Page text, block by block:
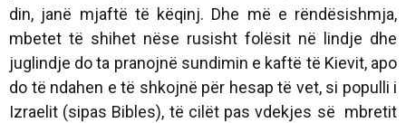
din, janë mjaftë të këqinj. Dhe më e rëndësishmja,
mbetet të shihet nëse rusisht folësit në lindje dhe
juglindje do ta pranojnë sundimin e kaftë të Kievit, apo
do të ndahen e të shkojnë për hesap të vet, si populli i
Izraelit (sipas Bibles), të cilët pas vdekjes së mbretit